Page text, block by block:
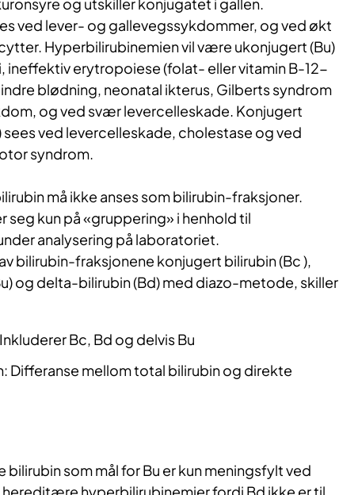
og utskiller konjugatet i gallen.
ved lever- og gallevegssykdommer, og ved økt
Hyperbilirubinemien vil være ukonjugert (Bu)
ineffektiv erytropoiese (folat- eller vitamin B-12-
blødning, neonatal ikterus, Gilberts syndrom
og ved svær levercelleskade. Konjugert
ved levercelleskade, cholestase og ved
syndrom.
må ikke anses som bilirubin-fraksjoner.
seg kun på «gruppering» i henhold til
analysering på laboratoriet.
bilirubin-fraksjonene konjugert bilirubin (Bc ),
og delta-bilirubin (Bd) med diazo-metode, skiller
Bc, Bd og delvis Bu
Differanse mellom total bilirubin og direkte
bilirubin som mål for Bu er kun meningsfylt ved